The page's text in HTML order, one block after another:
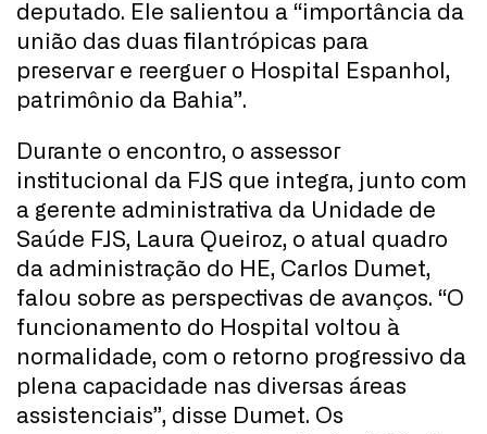
deputado. Ele salientou a “importância da
união das duas filantrópicas para
preservar e reerguer o Hospital Espanhol,
patrimônio da Bahia”.
Durante o encontro, o assessor
institucional da FJS que integra, junto com
a gerente administrativa da Unidade de
Saúde FJS, Laura Queiroz, o atual quadro
da administração do HE, Carlos Dumet,
falou sobre as perspectivas de avanços. “O
funcionamento do Hospital voltou à
normalidade, com o retorno progressivo da
plena capacidade nas diversas áreas
assistenciais”, disse Dumet. Os